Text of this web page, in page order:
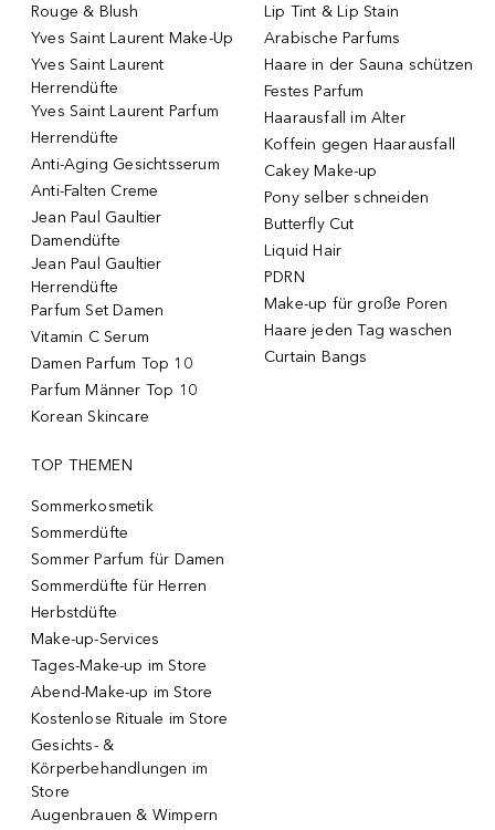
Rouge & Blush
Yves Saint Laurent Make-Up
Yves Saint Laurent
Herrendüfte
Yves Saint Laurent Parfum
Herrendüfte
Anti-Aging Gesichtsserum
Anti-Falten Creme
Jean Paul Gaultier
Damendüfte
Jean Paul Gaultier
Herrendüfte
Parfum Set Damen
Vitamin C Serum
Damen Parfum Top 10
Parfum Männer Top 10
Korean Skincare
Lip Tint & Lip Stain
Arabische Parfums
Haare in der Sauna schützen
Festes Parfum
Haarausfall im Alter
Koffein gegen Haarausfall
Cakey Make-up
Pony selber schneiden
Butterfly Cut
Liquid Hair
PDRN
Make-up für große Poren
Haare jeden Tag waschen
Curtain Bangs
TOP THEMEN
Sommerkosmetik
Sommerdüfte
Sommer Parfum für Damen
Sommerdüfte für Herren
Herbstdüfte
Make-up-Services
Tages-Make-up im Store
Abend-Make-up im Store
Kostenlose Rituale im Store
Gesichts- &
Körperbehandlungen im
Store
Augenbrauen & Wimpern